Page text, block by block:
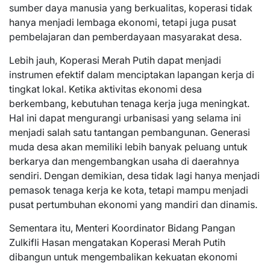
sumber daya manusia yang berkualitas, koperasi tidak
hanya menjadi lembaga ekonomi, tetapi juga pusat
pembelajaran dan pemberdayaan masyarakat desa.
Lebih jauh, Koperasi Merah Putih dapat menjadi
instrumen efektif dalam menciptakan lapangan kerja di
tingkat lokal. Ketika aktivitas ekonomi desa
berkembang, kebutuhan tenaga kerja juga meningkat.
Hal ini dapat mengurangi urbanisasi yang selama ini
menjadi salah satu tantangan pembangunan. Generasi
muda desa akan memiliki lebih banyak peluang untuk
berkarya dan mengembangkan usaha di daerahnya
sendiri. Dengan demikian, desa tidak lagi hanya menjadi
pemasok tenaga kerja ke kota, tetapi mampu menjadi
pusat pertumbuhan ekonomi yang mandiri dan dinamis.
Sementara itu, Menteri Koordinator Bidang Pangan
Zulkifli Hasan mengatakan Koperasi Merah Putih
dibangun untuk mengembalikan kekuatan ekonomi